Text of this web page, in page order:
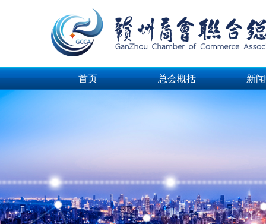
首页 总会概括
总会概括
新
新